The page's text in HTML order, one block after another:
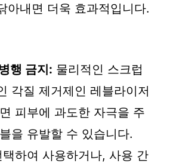
아내면 더욱 효과적입니다.
행 금지: 물리적인 스크럽
각질 제거제인 레블라이저
피부에 과도한 자극을 주
을 유발할 수 있습니다.
하여 사용하거나, 사용 간